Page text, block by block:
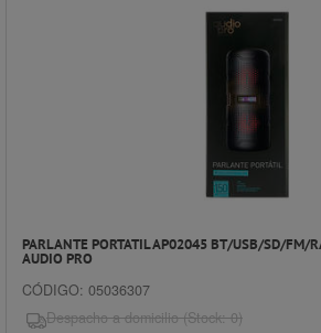
PARLANTE PORTATIL AP02045 BT/USB/SD/FM/
AUDIO PRO
CÓDIGO: 05036307
Despacho a domicilio (Stock: 0)